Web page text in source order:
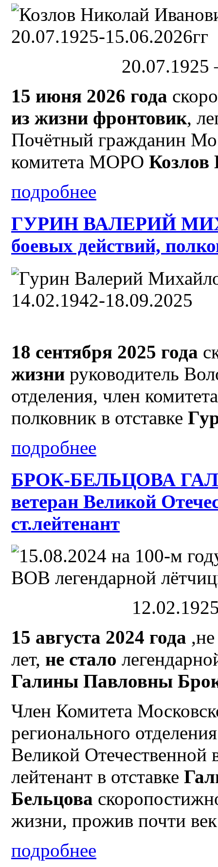
20.07.1925
15 июня 2026 года
из жизни фронтовик,
Почётный гражданин
комитета МОРО Козлов
подробнее
ГУРИН ВАЛЕРИЙ
боевых действий,
18 сентября 2025 года
жизни руководитель
отделения, член
полковник в отставке
подробнее
БРОК-БЕЛЬЦОВА
ветеран Великой
ст.лейтенант
15 августа 2024 года
лет, не стало
Галины Павловны
Член Комитета
регионального
Великой Отечественной
лейтенант в отставке
Бельцова
жизни, прожив почти
подробнее